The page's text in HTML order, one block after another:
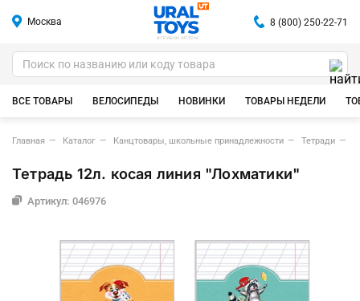
Москва
ИГРУШКИ ОПТОМ
8 (800) 250-22-71
ВСЕ ТОВАРЫ ВЕЛОСИПЕДЫ НОВИНКИ ТОВАРЫ НЕДЕЛИ
Главная Каталог Канцтовары, школьные принадлежности Тетради
Тетрадь 12л. косая линия "Лохматики"
Артикул: 046976